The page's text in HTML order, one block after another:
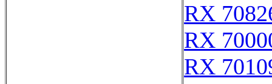
RX
RX
RX